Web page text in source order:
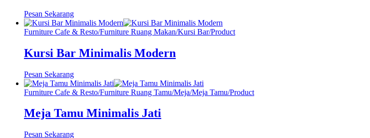
Pesan Sekarang
Furniture Cafe & Resto/Furniture Ruang Makan/Kursi Bar/Product
Kursi Bar Minimalis Modern
Pesan Sekarang
Furniture Cafe & Resto/Furniture Ruang Tamu/Meja/Meja Tamu/Product
Meja Tamu Minimalis Jati
Pesan Sekarang